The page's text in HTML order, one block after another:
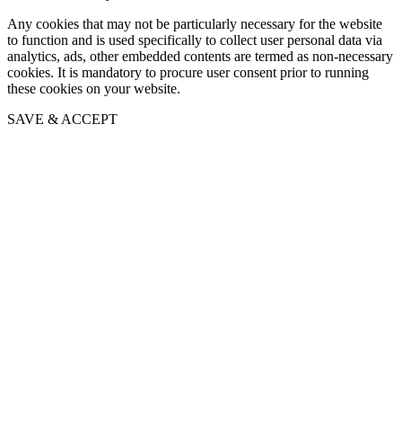
Any cookies that may not be particularly necessary for the website
to function and is used specifically to collect user personal data via
analytics, ads, other embedded contents are termed as non-necessary
cookies. It is mandatory to procure user consent prior to running
these cookies on your website.
SAVE & ACCEPT